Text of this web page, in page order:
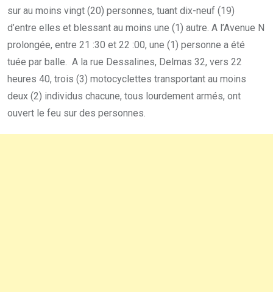
sur au moins vingt (20) personnes, tuant dix-neuf (19)
d’entre elles et blessant au moins une (1) autre. A l’Avenue N
prolongée, entre 21 :30 et 22 :00, une (1) personne a été
tuée par balle. A la rue Dessalines, Delmas 32, vers 22
heures 40, trois (3) motocyclettes transportant au moins
deux (2) individus chacune, tous lourdement armés, ont
ouvert le feu sur des personnes.